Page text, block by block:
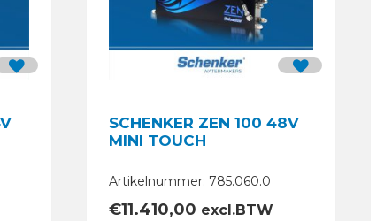
SCHENKER ZEN 100 48V
MINI TOUCH
Artikelnummer: 785.060.0
€11.410,00 excl.BTW